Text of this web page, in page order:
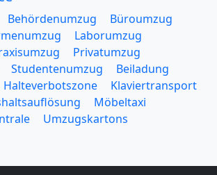
Behördenumzug
Büroumzug
Laborumzug
Privatumzug
Studentenumzug
Beiladung
Halteverbotszone
Klaviertransport
Möbeltaxi
Umzugskartons